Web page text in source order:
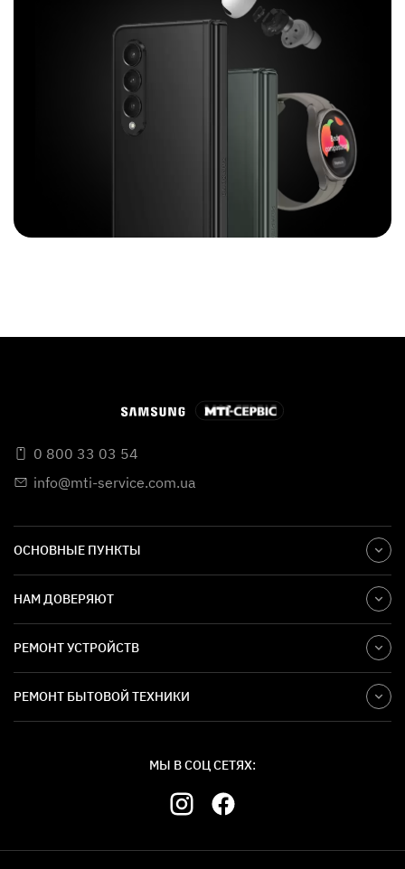
0 800 33 03 54
info@mti-service.com.ua
ОСНОВНЫЕ ПУНКТЫ
НАМ ДОВЕРЯЮТ
РЕМОНТ УСТРОЙСТВ
РЕМОНТ БЫТОВОЙ ТЕХНИКИ
МЫ В СОЦ СЕТЯХ: